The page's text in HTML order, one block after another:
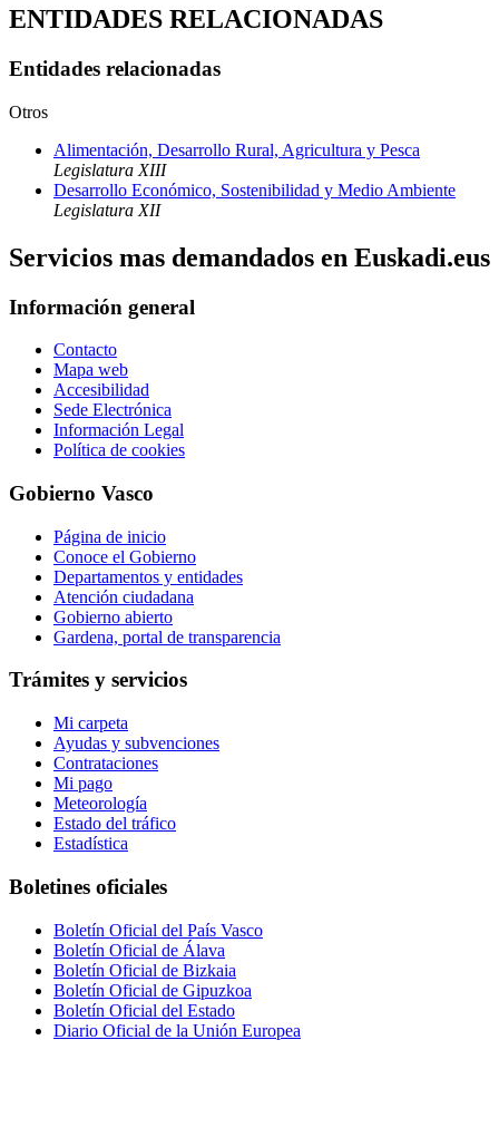
ENTIDADES RELACIONADAS
Entidades relacionadas
Otros
Alimentación, Desarrollo Rural, Agricultura y Pesca
Legislatura XIII
Desarrollo Económico, Sostenibilidad y Medio Ambiente
Legislatura XII
Servicios mas demandados en Euskadi.eus
Información general
Contacto
Mapa web
Accesibilidad
Sede Electrónica
Información Legal
Política de cookies
Gobierno Vasco
Página de inicio
Conoce el Gobierno
Departamentos y entidades
Atención ciudadana
Gobierno abierto
Gardena, portal de transparencia
Trámites y servicios
Mi carpeta
Ayudas y subvenciones
Contrataciones
Mi pago
Meteorología
Estado del tráfico
Estadística
Boletines oficiales
Boletín Oficial del País Vasco
Boletín Oficial de Álava
Boletín Oficial de Bizkaia
Boletín Oficial de Gipuzkoa
Boletín Oficial del Estado
Diario Oficial de la Unión Europea